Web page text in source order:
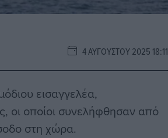
4 ΑΥΓΟΎΣΤΟΥ 2025 18:11
εισαγγελέα,
οι οποίοι συνελήφθησαν από
στη χώρα.